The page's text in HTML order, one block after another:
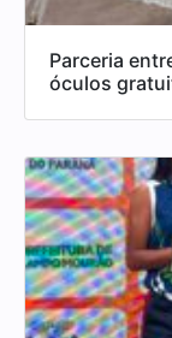
Parceria
óculos